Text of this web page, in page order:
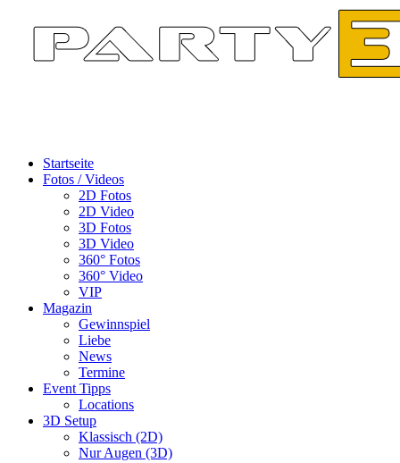
Startseite
Fotos / Videos
2D Fotos
2D Video
3D Fotos
3D Video
360° Fotos
360° Video
VIP
Magazin
Gewinnspiel
Liebe
News
Termine
Event Tipps
Locations
3D Setup
Klassisch (2D)
Nur Augen (3D)